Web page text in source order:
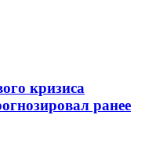
кризиса
ранее